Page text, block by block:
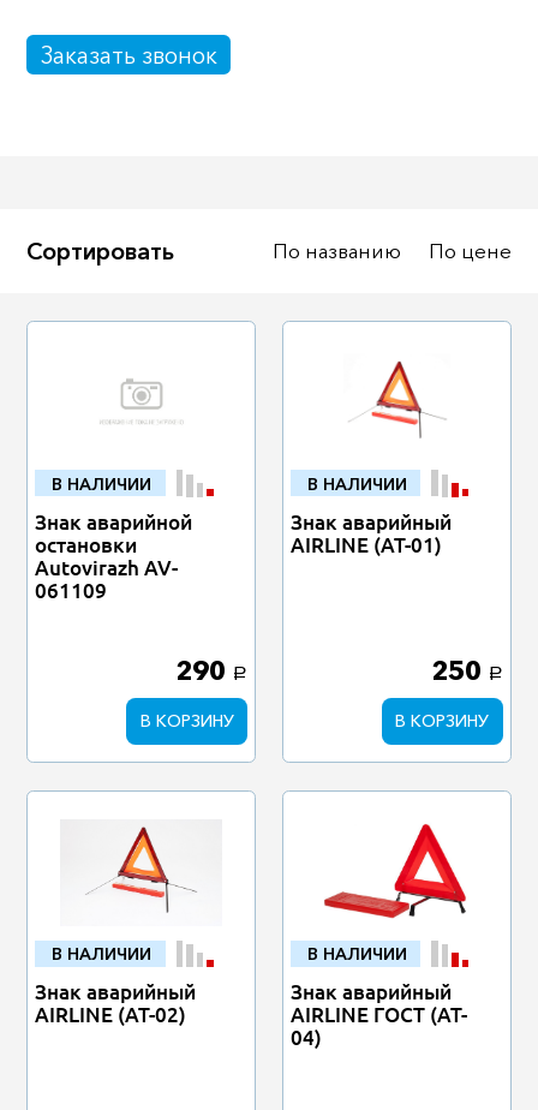
Масла
и оснастка
Заказать звонок
Сортировать По названию По цене
В НАЛИЧИИ
Знак аварийной
остановки
Autovirazh AV-
061109
290 a
В КОРЗИНУ
В НАЛИЧИИ
Знак аварийный
AIRLINE (AT-01)
250 a
В КОРЗИНУ
В НАЛИЧИИ
Знак аварийный
AIRLINE (AT-02)
В НАЛИЧИИ
Знак аварийный
AIRLINE ГОСТ (AT-
04)